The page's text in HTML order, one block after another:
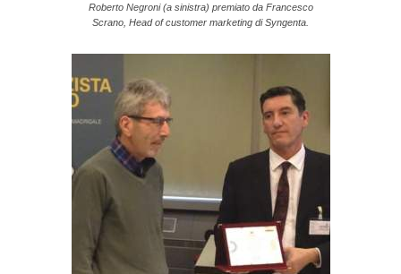
Roberto Negroni (a sinistra) premiato da Francesco
Scrano, Head of customer marketing di Syngenta.